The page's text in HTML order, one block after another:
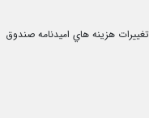
هزينه هاي اميدنامه صندوق